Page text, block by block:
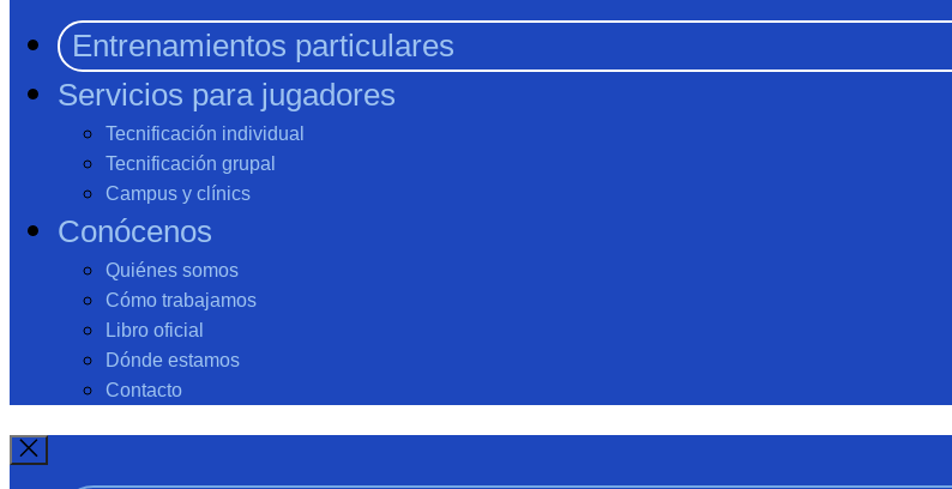
Entrenamientos particulares
Servicios para jugadores
Tecnificación individual
Tecnificación grupal
Campus y clínics
Conócenos
Quiénes somos
Cómo trabajamos
Libro oficial
Dónde estamos
Contacto